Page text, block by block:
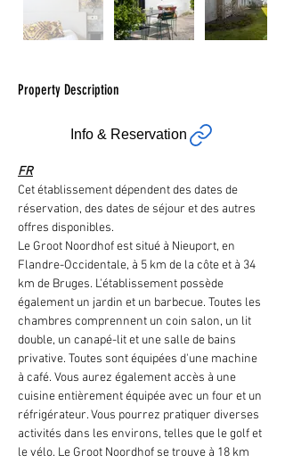
Property Description
Info & Reservation
FR
Cet établissement dépendent des dates de
réservation, des dates de séjour et des autres
offres disponibles.
Le Groot Noordhof est situé à Nieuport, en
Flandre-Occidentale, à 5 km de la côte et à 34
km de Bruges. L'établissement possède
également un jardin et un barbecue. Toutes les
chambres comprennent un coin salon, un lit
double, un canapé-lit et une salle de bains
privative. Toutes sont équipées d'une machine
à café. Vous aurez également accès à une
cuisine entièrement équipée avec un four et un
réfrigérateur. Vous pourrez pratiquer diverses
activités dans les environs, telles que le golf et
le vélo. Le Groot Noordhof se trouve à 18 km